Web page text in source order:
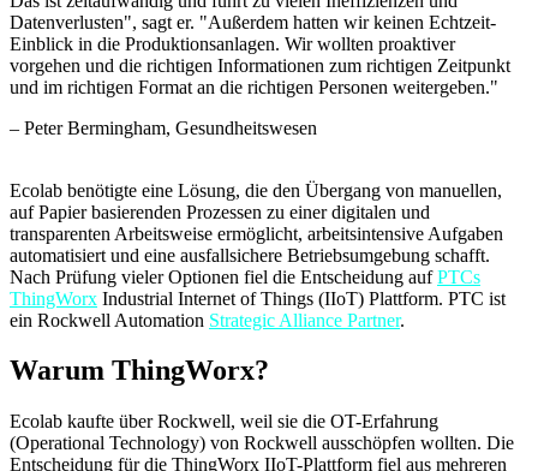
Datenverlusten", sagt er. "Außerdem hatten wir keinen Echtzeit-
Einblick in die Produktionsanlagen. Wir wollten proaktiver
vorgehen und die richtigen Informationen zum richtigen Zeitpunkt
und im richtigen Format an die richtigen Personen weitergeben."
– Peter Bermingham, Gesundheitswesen
Ecolab benötigte eine Lösung, die den Übergang von manuellen,
auf Papier basierenden Prozessen zu einer digitalen und
transparenten Arbeitsweise ermöglicht, arbeitsintensive Aufgaben
automatisiert und eine ausfallsichere Betriebsumgebung schafft.
Nach Prüfung vieler Optionen fiel die Entscheidung aufPTCs
ThingWorx Industrial Internet of Things (IIoT) Plattform. PTC ist
ein Rockwell Automation Strategic Alliance Partner.
Warum ThingWorx?
Ecolab kaufte über Rockwell, weil sie die OT-Erfahrung
(Operational Technology) von Rockwell ausschöpfen wollten. Die
Entscheidung für die ThingWorx IIoT-Plattform fiel aus mehreren